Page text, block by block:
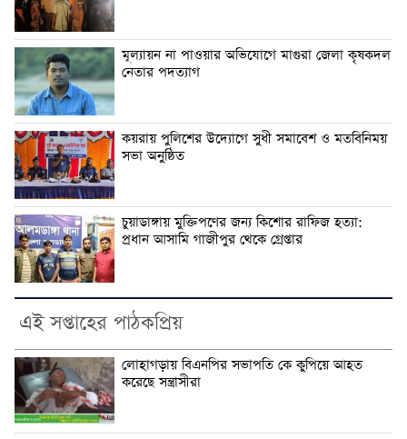
মূল্যায়ন না পাওয়ার অভিযোগে মাগুরা জেলা কৃষকদল
নেতার পদত্যাগ
কয়রায় পুলিশের উদ্যোগে সুধী সমাবেশ ও মতবিনিময়
সভা অনুষ্ঠিত
চুয়াডাঙ্গায় মুক্তিপণের জন্য কিশোর রাফিজ হত্যা:
প্রধান আসামি গাজীপুর থেকে গ্রেপ্তার
এই সপ্তাহের পাঠকপ্রিয়
লোহাগড়ায় বিএনপির সভাপতি কে কুপিয়ে আহত
করেছে সন্ত্রাসীরা